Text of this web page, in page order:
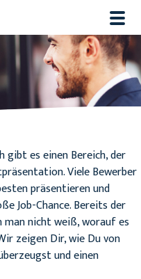
gibt es einen Bereich, der
Viele Bewerber
präsentieren und
Job-Chance. Bereits der
man nicht weiß, worauf es
zeigen Dir, wie Du von
und einen